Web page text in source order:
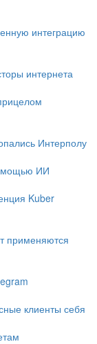
интеграцию
интернета
Интерполу
ИИ
Kuber
применяются
клиенты себя